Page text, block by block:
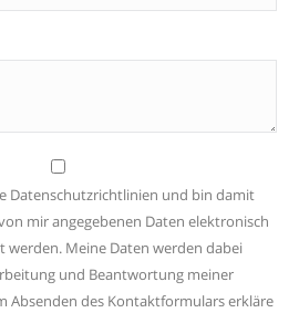
Datenschutzrichtlinien und bin damit
mir angegebenen Daten elektronisch
werden. Meine Daten werden dabei
und Beantwortung meiner
Absenden des Kontaktformulars erkläre